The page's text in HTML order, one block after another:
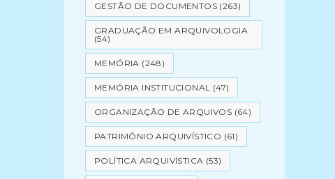
GESTÃO DE DOCUMENTOS (263)
GRADUAÇÃO EM ARQUIVOLOGIA
(54)
MEMÓRIA (248)
MEMÓRIA INSTITUCIONAL (47)
ORGANIZAÇÃO DE ARQUIVOS (64)
PATRIMÔNIO ARQUIVÍSTICO (61)
POLÍTICA ARQUIVÍSTICA (53)